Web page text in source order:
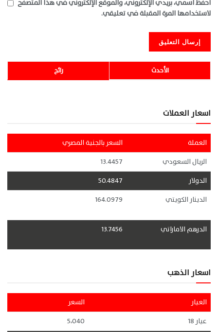
احفظ اسمي، بريدي الإلكتروني، والموقع الإلكتروني في هذا المتصفح
لاستخدامها المرة المقبلة في تعليقي.
رائج الأحدث
اسعار العملات
العملة
السعر بالجنية المصري
الريال السعودي
13.4457
الدولار
50.4847
الدينار الكويتي
164.0979
الدرهم الاماراتي 13.7456
اسعار الذهب
العيار
السعر
عيار 18
5،040